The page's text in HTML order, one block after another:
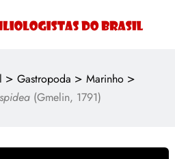
> Gastropoda > Marinho >
(Gmelin, 1791)